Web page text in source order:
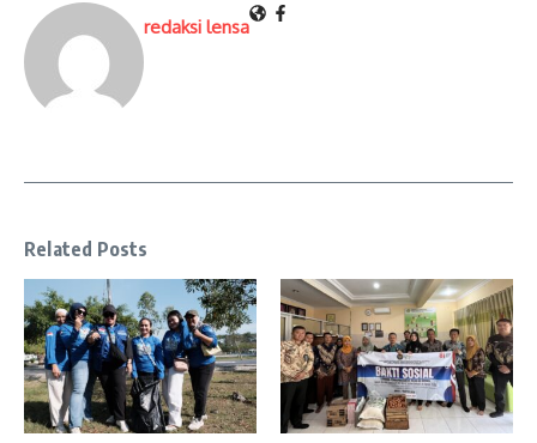
redaksi lensa
Related Posts